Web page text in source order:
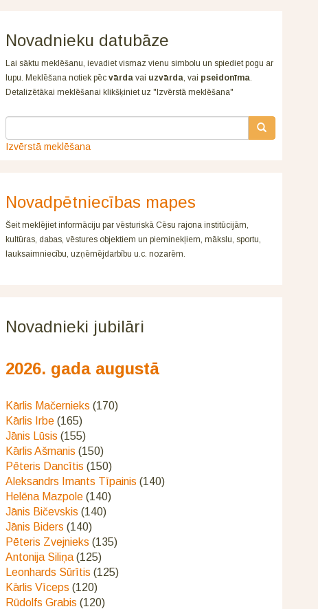
Novadnieku datubāze
Lai sāktu meklēšanu, ievadiet vismaz vienu simbolu un spiediet pogu ar
lupu. Meklēšana notiek pēc vārdavai uzvārda, vai pseidonīma.
Detalizētākai meklēšanai klikšķiniet uz "Izvērstā meklēšana"
Izvērstā meklēšana
Novadpētniecības mapes
Šeit meklējiet informāciju par vēsturiskā Cēsu rajona institūcijām,
kultūras, dabas, vēstures objektiem un pieminekļiem, mākslu, sportu,
lauksaimniecību, uzņēmējdarbību u.c. nozarēm.
Novadnieki jubilāri
2026. gada augustā
Kārlis Mačernieks (170)
Kārlis Irbe(165)
Jānis Lūsis (155)
Kārlis Ašmanis (150)
Pēteris Dancītis (150)
Aleksandrs Imants Tīpainis (140)
Helēna Mazpole(140)
Jānis Bičevskis (140)
Jānis Biders (140)
Pēteris Zvejnieks (135)
Antonija Siliņa(125)
Leonhards Sūrītis (125)
Kārlis Vīceps (120)
Rūdolfs Grabis (120)